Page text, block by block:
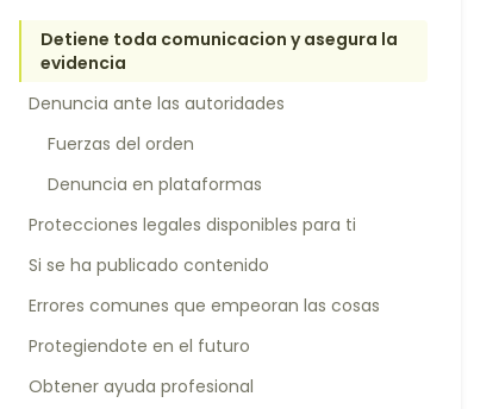
Detiene toda comunicacion y asegura la
evidencia
Denuncia ante las autoridades
Fuerzas del orden
Denuncia en plataformas
Protecciones legales disponibles para ti
Si se ha publicado contenido
Errores comunes que empeoran las cosas
Protegiendote en el futuro
Obtener ayuda profesional